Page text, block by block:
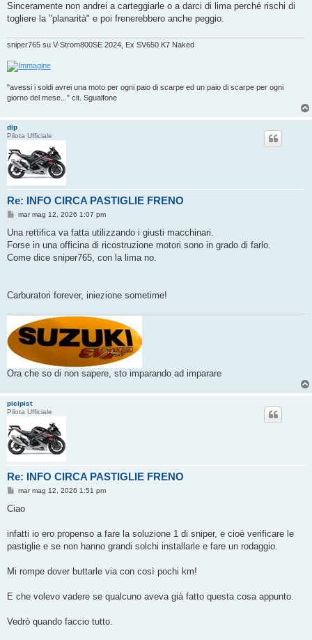
Sinceramente non andrei a carteggiarle o a darci di lima perché rischi di
togliere la "planarità" e poi frenerebbero anche peggio.
sniper765 su V-Strom800SE 2024, Ex SV650 K7 Naked
"avessi i soldi avrei una moto per ogni paio di scarpe ed un paio di scarpe per ogni
giorno del mese..." cit. Sgualfone
dip
Pilota Ufficiale
Re: INFO CIRCA PASTIGLIE FRENO
M
s
a
g
mar mag 12, 2026 1:07 pm
Una rettifica va fatta utilizzando i giusti macchinari.
Forse in una officina di ricostruzione motori sono in grado di farlo.
Come dice sniper765, con la lima no.
Carburatori forever, iniezione sometime!
Ora che so di non sapere, sto imparando ad imparare
picipist
Pilota Ufficiale
Re: INFO CIRCA PASTIGLIE FRENO
M
s
g
i
mar mag 12, 2026 1:51 pm
Ciao
infatti io ero propenso a fare la soluzione 1 di sniper, e cioè verificare le
pastiglie e se non hanno grandi solchi installarle e fare un rodaggio.
Mi rompe dover buttarle via con così pochi km!
E che volevo vadere se qualcuno aveva già fatto questa cosa appunto.
Vedrò quando faccio tutto.